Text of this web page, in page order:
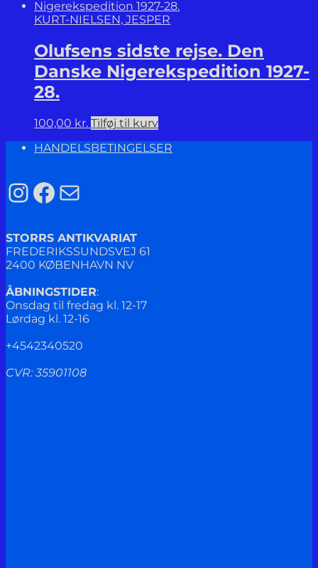
KURT-NIELSEN, JESPER
Olufsens sidste rejse. Den
Danske Nigerekspedition 1927-
28.
100,00 kr. Tilføj til kurv
HANDELSBETINGELSER
Instagram
Facebook
Mail
STORRS ANTIKVARIAT
FREDERIKSSUNDSVEJ 61
2400 KØBENHAVN NV
ÅBNINGSTIDER:
Onsdag til fredag kl. 12-17
Lørdag kl. 12-16
+4542340520
CVR: 35901108